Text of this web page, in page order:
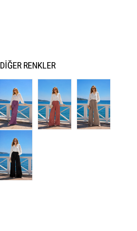
DIĞER RENKLER